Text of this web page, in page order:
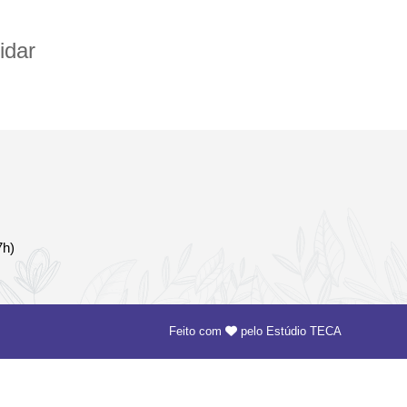
Feito com pelo Estúdio TECA